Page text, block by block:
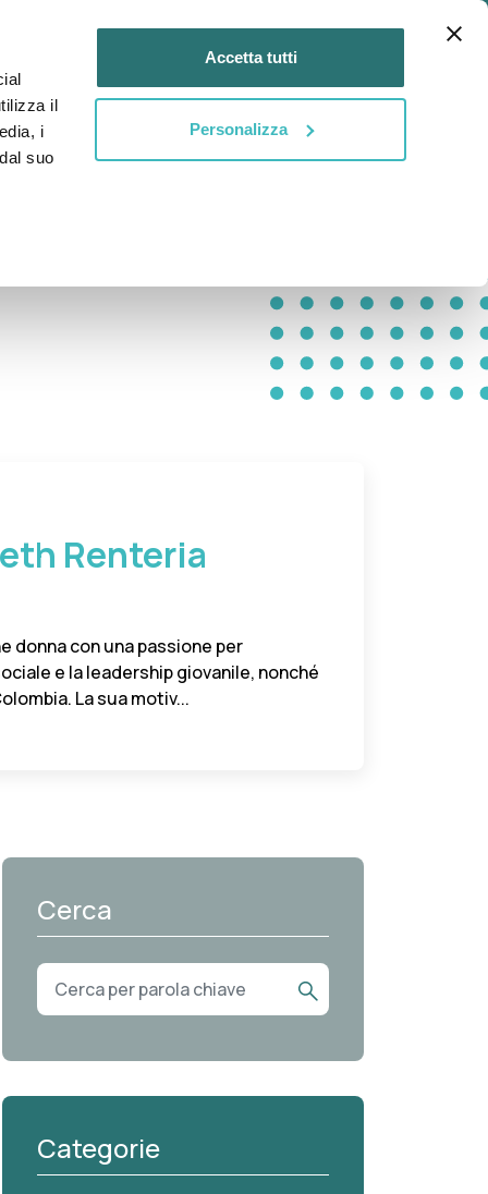
il
i
suo
Accetta tutti
Personalizza
Login IT
DIVENTA
DIVENTA
Renteria
donna con una passione per
e la leadership giovanile, nonché
La sua motiv...
Cerca
Categorie